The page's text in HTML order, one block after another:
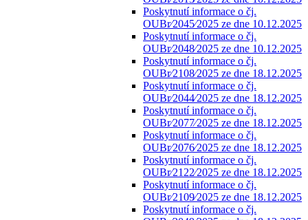
Poskytnutí informace o čj.
OUBr⁄2045⁄2025 ze dne 10.12.2025
Poskytnutí informace o čj.
OUBr⁄2048⁄2025 ze dne 10.12.2025
Poskytnutí informace o čj.
OUBr⁄2108⁄2025 ze dne 18.12.2025
Poskytnutí informace o čj.
OUBr⁄2044⁄2025 ze dne 18.12.2025
Poskytnutí informace o čj.
OUBr⁄2077⁄2025 ze dne 18.12.2025
Poskytnutí informace o čj.
OUBr⁄2076⁄2025 ze dne 18.12.2025
Poskytnutí informace o čj.
OUBr⁄2122⁄2025 ze dne 18.12.2025
Poskytnutí informace o čj.
OUBr⁄2109⁄2025 ze dne 18.12.2025
Poskytnutí informace o čj.